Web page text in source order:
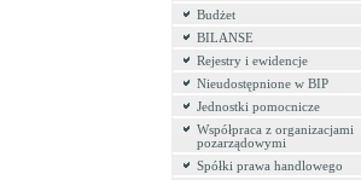
Budżet
BILANSE
Rejestry i ewidencje
Nieudostępnione w BIP
Jednostki pomocnicze
Współpraca z organizacjami
pozarządowymi
Spółki prawa handlowego